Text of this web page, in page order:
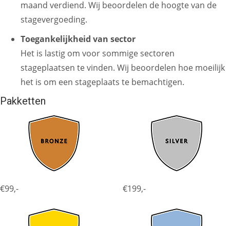
maand verdiend. Wij beoordelen de hoogte van de
stagevergoeding.
Toegankelijkheid van sector
Het is lastig om voor sommige sectoren
stageplaatsen te vinden. Wij beoordelen hoe moeilijk
het is om een stageplaats te bemachtigen.
Pakketten
€99,- €199,-